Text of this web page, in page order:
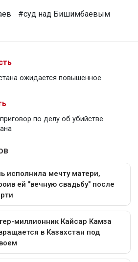
#суд над Бишимбаевым
ожидается повышенное
по делу об убийстве